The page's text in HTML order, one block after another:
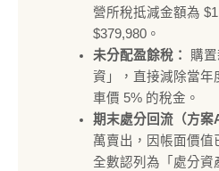
營所稅抵減金額為
$379,980。
未分配盈餘稅：
購
資」，直接減除當年
車價 5% 的稅金。
期末處分回流（方案
萬賣出，因帳面價值
全數認列為「處分資